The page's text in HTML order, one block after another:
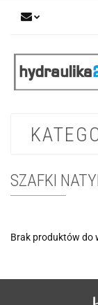
SZAFKI
Brak produktów do